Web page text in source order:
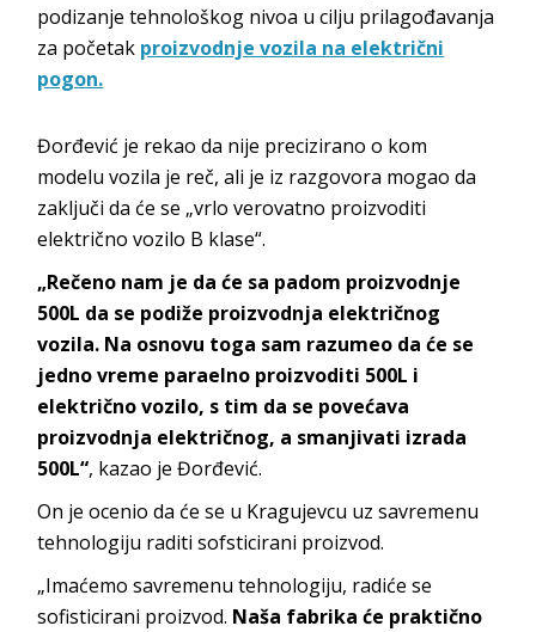
podizanje tehnološkog nivoa u cilju prilagođavanja
za početak proizvodnje vozila na električni
pogon.
Đorđević je rekao da nije precizirano o kom
modelu vozila je reč, ali je iz razgovora mogao da
zaključi da će se „vrlo verovatno proizvoditi
električno vozilo B klase“.
„Rečeno nam je da će sa padom proizvodnje
500L da se podiže proizvodnja električnog
vozila. Na osnovu toga sam razumeo da će se
jedno vreme paraelno proizvoditi 500L i
električno vozilo, s tim da se povećava
proizvodnja električnog, a smanjivati izrada
500L“, kazao je Đorđević.
On je ocenio da će se u Kragujevcu uz savremenu
tehnologiju raditi sofsticirani proizvod.
„Imaćemo savremenu tehnologiju, radiće se
sofisticirani proizvod. Naša fabrika će praktično